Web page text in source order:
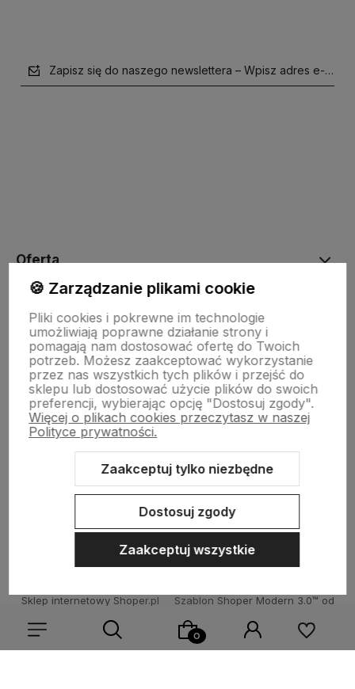
Zapisz się do naszego newslettera – Wpisz adres e-mail
Oferta
Drewniane dekoracje
Kolorowe skarpetki
Informacje
Sklep internetowy Shoper.pl Szablon Shoper Modern 3.0™ od
🍪 Zarządzanie plikami cookie
Pliki cookies i pokrewne im technologie
umożliwiają poprawne działanie strony i
pomagają nam dostosować ofertę do Twoich
potrzeb. Możesz zaakceptować wykorzystanie
przez nas wszystkich tych plików i przejść do
sklepu lub dostosować użycie plików do swoich
preferencji, wybierając opcję "Dostosuj zgody".
Więcej o plikach cookies przeczytasz w naszej
Polityce prywatności.
Zaakceptuj tylko niezbędne
Dostosuj zgody
Zaakceptuj wszystkie